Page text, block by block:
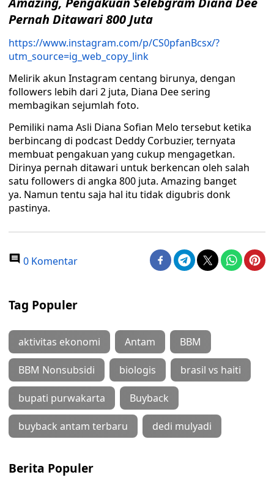
Pernah Ditawari 800 Juta
https://www.instagram.com/p/CS0pfanBcsx/?
utm_source=ig_web_copy_link
Melirik akun Instagram centang birunya, dengan
followers lebih dari 2 juta, Diana Dee sering
membagikan sejumlah foto.
Pemiliki nama Asli Diana Sofian Melo tersebut ketika
berbincang di podcast Deddy Corbuzier, ternyata
membuat pengakuan yang cukup mengagetkan.
Dirinya pernah ditawari untuk berkencan oleh salah
satu followers di angka 800 juta. Amazing banget
ya. Namun tentu saja hal itu tidak digubris donk
pastinya.
0 Komentar
Tag Populer
aktivitas ekonomi Antam BBM
BBM Nonsubsidi biologis brasil vs haiti
bupati purwakarta Buyback
buyback antam terbaru dedi mulyadi
Berita Populer